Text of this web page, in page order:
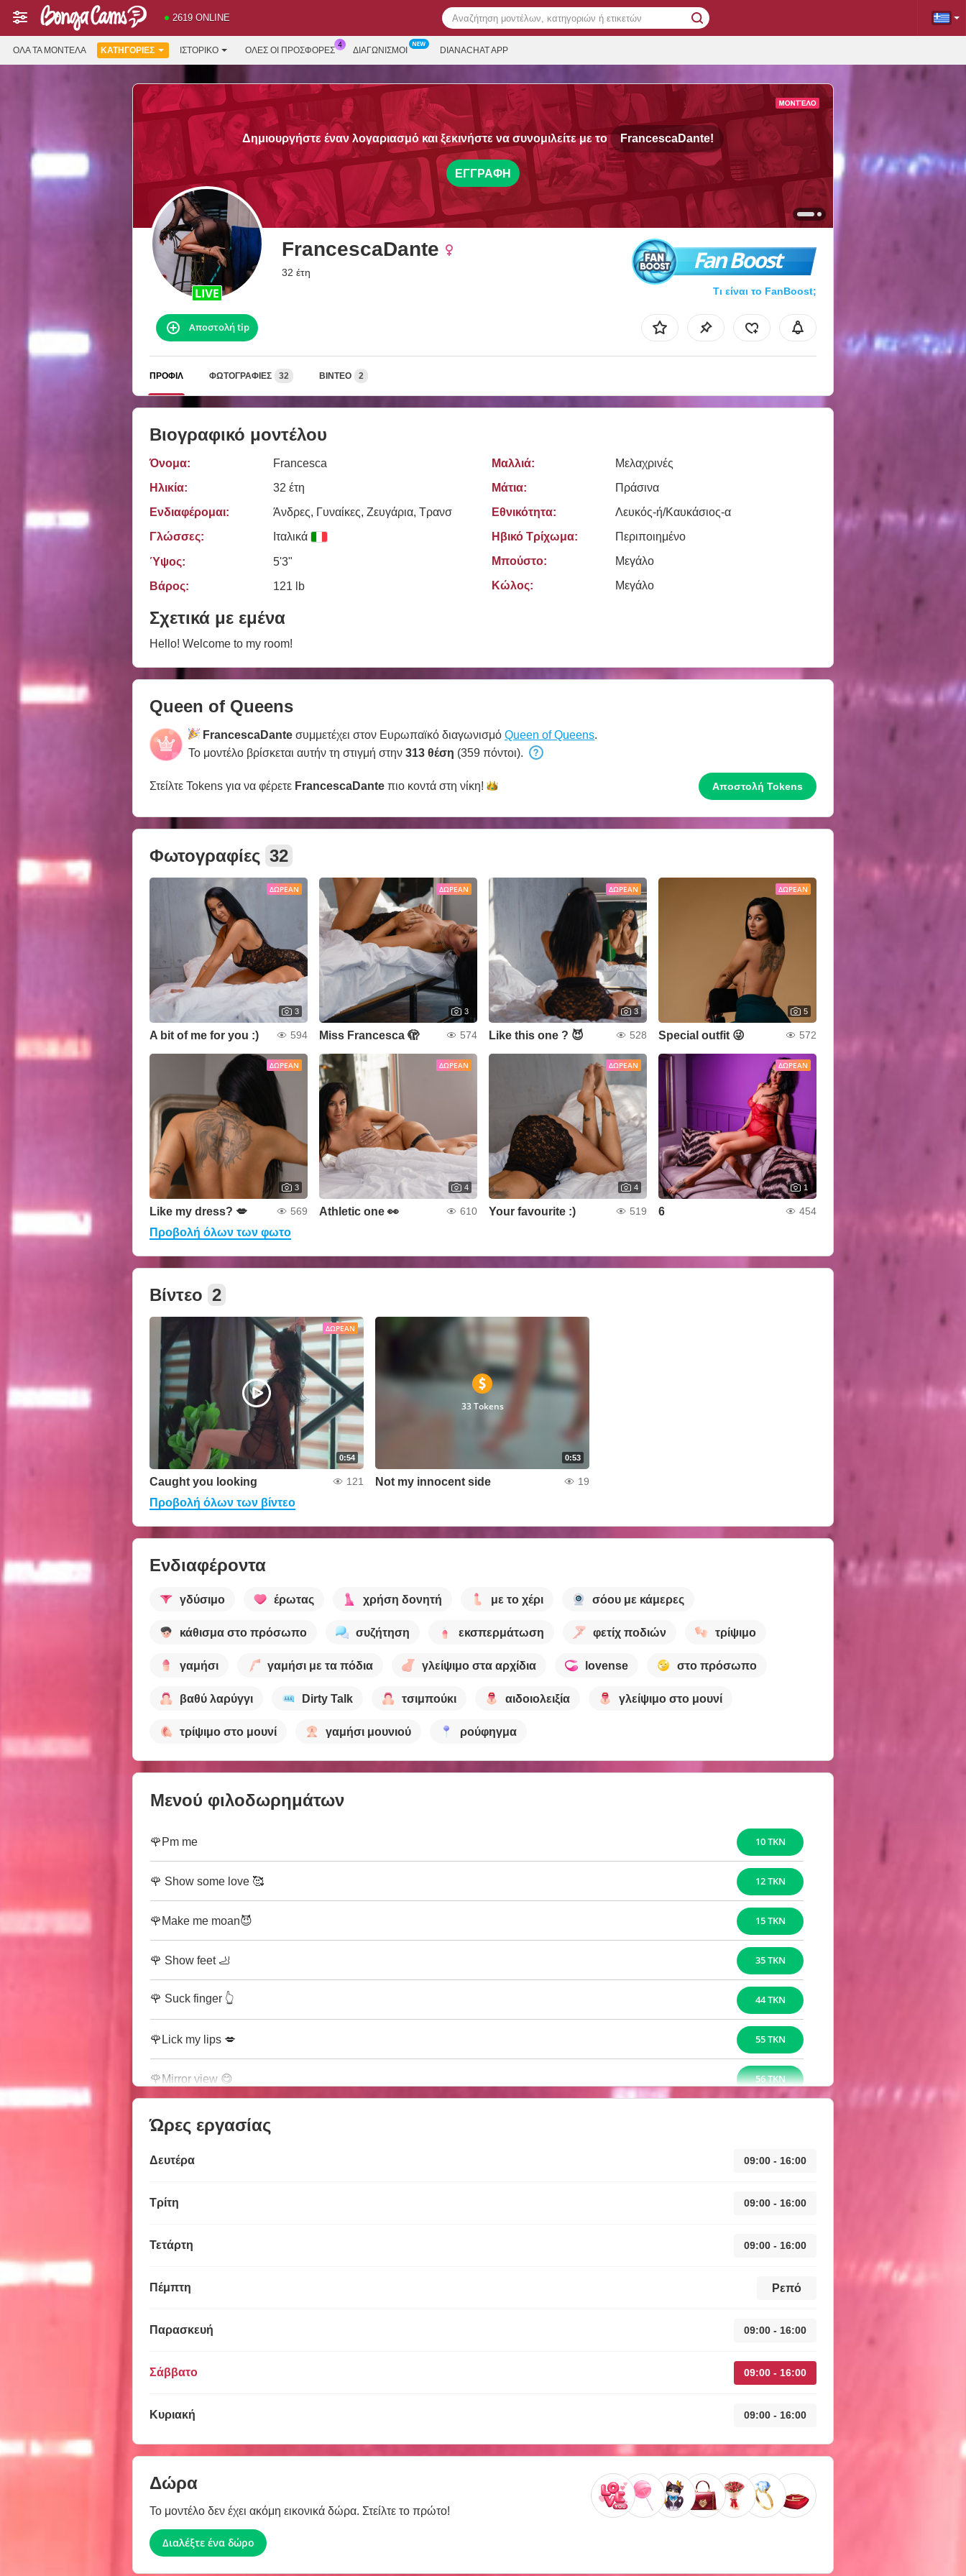
2619 ONLINE
ΌΛΑ ΤΑ ΜΟΝΤΈΛΑ ΚΑΤΗΓΟΡΊΕΣ ΙΣΤΟΡΙΚΌ ΟΛΕΣ ΟΙ ΠΡΟΣΦΟΡΕΣ ΔΙΑΓΩΝΙΣΜΟΊ DIANACHAT APP
Δημιουργήστε έναν λογαριασμό και ξεκινήστε να συνομιλείτε με το FrancescaDante!
ΕΓΓΡΑΦΉ
FrancescaDante
32 έτη Fan Boost
Τι είναι το FanBoost;
Αποστολή tip
ΠΡΟΦΊΛ ΦΩΤΟΓΡΑΦΊΕΣ 32 ΒΊΝΤΕΟ 2
Βιογραφικό μοντέλου
Όνομα:
Francesca
Ηλικία:
32 έτη
Ενδιαφέρομαι:
Άνδρες, Γυναίκες, Zευγάρια, Τρανσ
Γλώσσες:
Ιταλικά
Ύψος:
5'3"
Βάρος:
121 lb
Μαλλιά:
Μελαχρινές
Μάτια:
Πράσινα
Εθνικότητα:
Λευκός-ή/Καυκάσιος-α
Ηβικό Τρίχωμα:
Περιποιημένο
Μπούστο:
Μεγάλο
Κώλος:
Μεγάλο
Σχετικά με εμένα
Hello! Welcome to my room!
Queen of Queens
FrancescaDante συμμετέχει στον Ευρωπαϊκό διαγωνισμό Queen of Queens.
Το μοντέλο βρίσκεται αυτήν τη στιγμή στην 313 θέση (359 πόντοι).
Στείλτε Tokens για να φέρετε FrancescaDante πιο κοντά στη νίκη! Αποστολή Tokens
Φωτογραφίες 32
ΔΩΡΕΆΝ
3
A bit of me for you :) 594
ΔΩΡΕΆΝ
3
Miss Francesca 🫣 574
ΔΩΡΕΆΝ
3
Like this one ? 😈 528
ΔΩΡΕΆΝ
5
Special outfit 😜 572
ΔΩΡΕΆΝ
3
Like my dress? 💋 569
ΔΩΡΕΆΝ
4
Athletic one 👀 610
ΔΩΡΕΆΝ
4
Your favourite :) 519
ΔΩΡΕΆΝ
1
6 454
Προβολή όλων των φωτο
Βίντεο 2
ΔΩΡΕΆΝ
0:54
Caught you looking 121
0:53
33 Tokens
Not my innocent side 19
Προβολή όλων των βίντεο
Ενδιαφέροντα
γδύσιμο έρωτας χρήση δονητή με το χέρι σόου με κάμερες
κάθισμα στο πρόσωπο συζήτηση εκσπερμάτωση φετίχ ποδιών τρίψιμο
γαμήσι γαμήσι με τα πόδια γλείψιμο στα αρχίδια lovense στο πρόσωπο
βαθύ λαρύγγι Dirty Talk τσιμπούκι αιδοιολειξία γλείψιμο στο μουνί
τρίψιμο στο μουνί γαμήσι μουνιού ρούφηγμα
Μενού φιλοδωρημάτων
🌹Pm me 10 TKN
🌹 Show some love 🥰 12 TKN
🌹Make me moan😈 15 TKN
🌹 Show feet 🦶 35 TKN
🌹 Suck finger 👆 44 TKN
🌹Lick my lips 💋 55 TKN
🌹Mirror view 😋 56 TKN
Ώρες εργασίας
Δευτέρα 09:00 - 16:00
Τρίτη 09:00 - 16:00
Τετάρτη 09:00 - 16:00
Πέμπτη Ρεπό
Παρασκευή 09:00 - 16:00
Σάββατο 09:00 - 16:00
Κυριακή 09:00 - 16:00
Δώρα
Το μοντέλο δεν έχει ακόμη εικονικά δώρα. Στείλτε το πρώτο!
Διαλέξτε ένα δώρο